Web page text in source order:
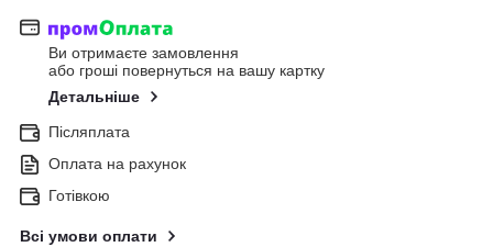
Ви отримаєте замовлення
або гроші повернуться на вашу картку
Детальніше
Післяплата
Оплата на рахунок
Готівкою
Всі умови оплати